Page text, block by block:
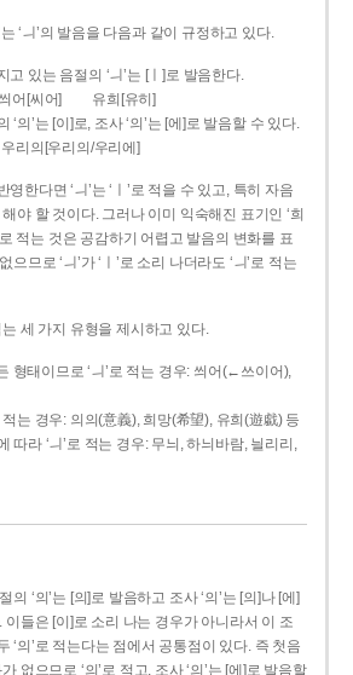
‘ㅢ’의 발음을 다음과 같이 규정하고 있다.
있는 음절의 ‘ㅢ’는 [ㅣ]로 발음한다.
씌어[씨어]
유희[유히]
의’는 [이]로, 조사 ‘의’는 [에]로 발음할 수 있다.
우리의[우리의/우리에]
한다면 ‘ㅢ’는 ‘ㅣ’로 적을 수 있고, 특히 자음
해야 할 것이다. 그러나 이미 익숙해진 표기인 ‘희
로 적는 것은 공감하기 어렵고 발음의 변화를 표
므로 ‘ㅢ’가 ‘ㅣ’로 소리 나더라도 ‘ㅢ’로 적는
는 세 가지 유형을 제시하고 있다.
형태이므로 ‘ㅢ’로 적는 경우: 씌어(←쓰이어),
는 경우: 의의(意義), 희망(希望), 유희(遊戱) 등
라 ‘ㅢ’로 적는 경우: 무늬, 하늬바람, 늴리리,
의 ‘의’는 [의]로 발음하고 조사 ‘의’는 [의]나 [에]
이들은 [이]로 소리 나는 경우가 아니라서 이 조
‘의’로 적는다는 점에서 공통점이 있다. 즉 첫음
없으므로 ‘의’로 적고, 조사 ‘의’는 [에]로 발음할